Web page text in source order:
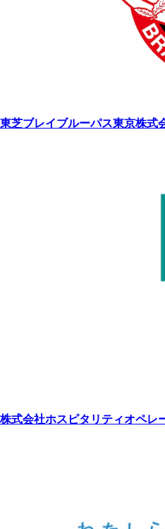
東芝ブレイブルーパス東京株式
株式会社ホスピタリティオペレ